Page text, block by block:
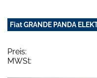
Fiat GRANDE PANDA
Preis:
MWSt: